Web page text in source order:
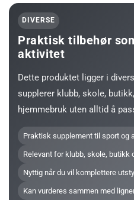
DIVERSE
Praktisk tilbehør
aktivitet
Dette produktet ligger i
supplerer klubb, skole,
hjemmebruk uten alltid å
Praktisk supplement til sport og
Relevant for klubb, skole, butikk
Nyttig når du vil komplettere
Kan vurderes sammen med